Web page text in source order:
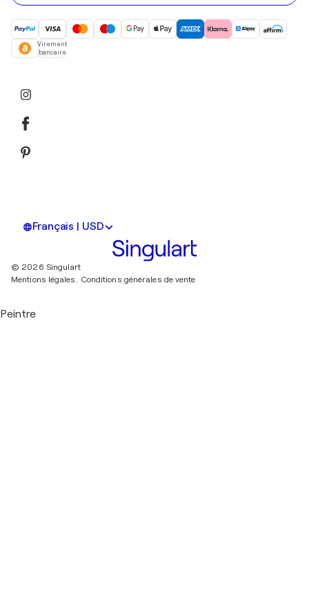
Virement
bancaire
Français | USD
© 2026 Singulart
Mentions légales. Conditions générales de vente
Peintre